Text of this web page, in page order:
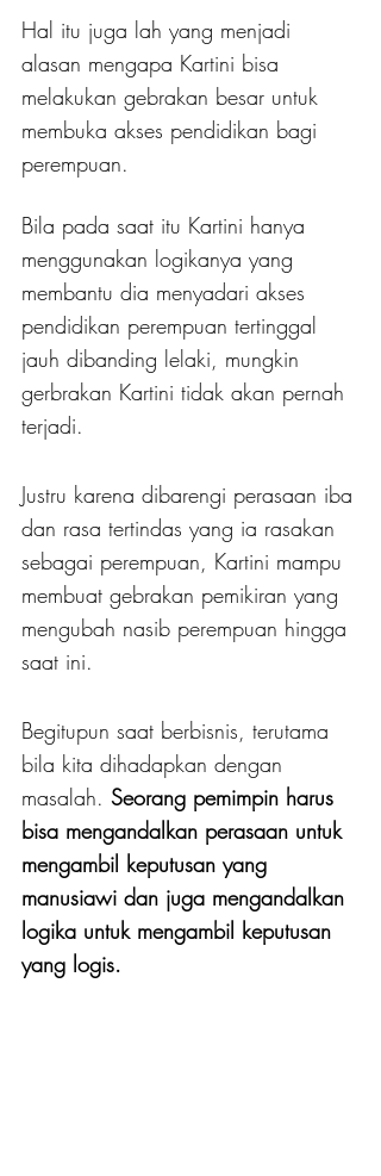
Hal itu juga lah yang menjadi
alasan mengapa Kartini bisa
melakukan gebrakan besar untuk
membuka akses pendidikan bagi
perempuan.
Bila pada saat itu Kartini hanya
menggunakan logikanya yang
membantu dia menyadari akses
pendidikan perempuan tertinggal
jauh dibanding lelaki, mungkin
gerbrakan Kartini tidak akan pernah
terjadi.
Justru karena dibarengi perasaan iba
dan rasa tertindas yang ia rasakan
sebagai perempuan, Kartini mampu
membuat gebrakan pemikiran yang
mengubah nasib perempuan hingga
saat ini.
Begitupun saat berbisnis, terutama
bila kita dihadapkan dengan
masalah. Seorang pemimpin harus
bisa mengandalkan perasaan untuk
mengambil keputusan yang
manusiawi dan juga mengandalkan
logika untuk mengambil keputusan
yang logis.